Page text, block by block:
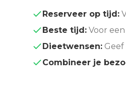
Reserveer op tijd:
Beste tijd: Voor
Dieetwensen:
Combineer je